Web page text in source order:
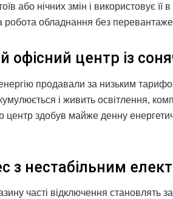
або нічних змін і використовує
робота обладнання без
офісний центр із
продавали за низьким
і живить освітлення,
центр здобув майже денну
з нестабільним
часті відключення